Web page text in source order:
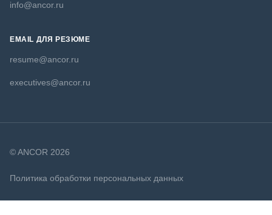
info@ancor.ru
EMAIL ДЛЯ РЕЗЮМЕ
resume@ancor.ru
executives@ancor.ru
© ANCOR 2026
Политика обработки персональных данных